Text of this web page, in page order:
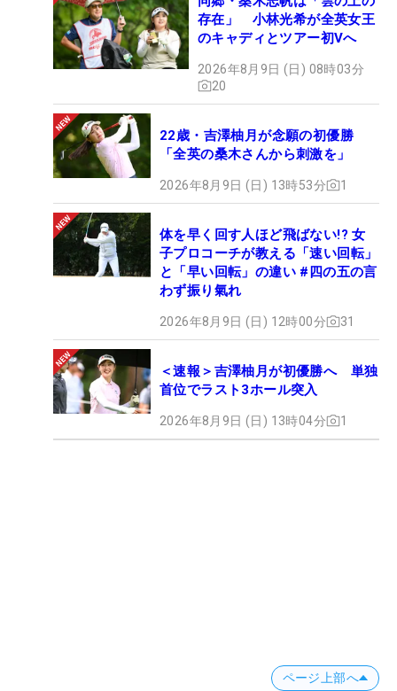
存在」 小林光希が全英女王
のキャディとツアー初Vへ
2026年8月9日 (日) 08時03分
20
22歳・吉澤柚月が念願の初優勝
「全英の桑木さんから刺激を」
2026年8月9日 (日) 13時53分 1
体を早く回す人ほど飛ばない!? 女
子プロコーチが教える「速い回転」
と「早い回転」の違い #四の五の言
わず振り氣れ
2026年8月9日 (日) 12時00分 31
＜速報＞吉澤柚月が初優勝へ 単独
首位でラスト3ホール突入
2026年8月9日 (日) 13時04分 1
ページ上部へ